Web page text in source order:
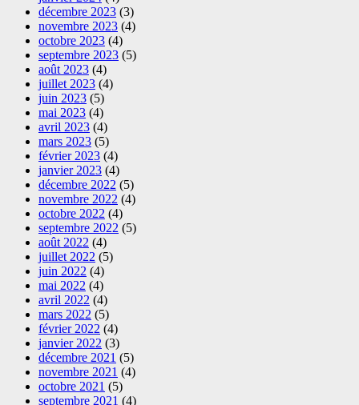
décembre 2023 (3)
novembre 2023 (4)
octobre 2023 (4)
septembre 2023 (5)
août 2023 (4)
juillet 2023 (4)
juin 2023 (5)
mai 2023 (4)
avril 2023 (4)
mars 2023 (5)
février 2023 (4)
janvier 2023 (4)
décembre 2022 (5)
novembre 2022 (4)
octobre 2022 (4)
septembre 2022 (5)
août 2022 (4)
juillet 2022 (5)
juin 2022 (4)
mai 2022 (4)
avril 2022 (4)
mars 2022 (5)
février 2022 (4)
janvier 2022 (3)
décembre 2021 (5)
novembre 2021 (4)
octobre 2021 (5)
septembre 2021 (4)